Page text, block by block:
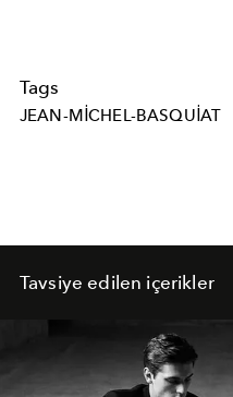
Tags
JEAN-MICHEL-BASQUIAT
Tavsiye edilen içerikler